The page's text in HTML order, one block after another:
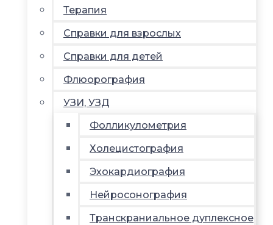
Терапия
Справки для взрослых
Справки для детей
Флюорография
УЗИ, УЗД
Фолликулометрия
Холецистография
Эхокардиография
Нейросонография
Транскраниальное дуплексное